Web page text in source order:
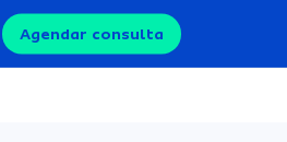
Agendar consulta